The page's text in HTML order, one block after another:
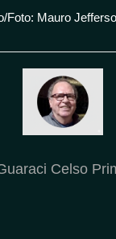
Foto: Mauro
Celso